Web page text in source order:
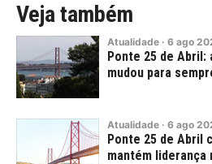
Veja também
Atualidade · 6 ago
Ponte 25 de
mudou para
Atualidade · 6 ago
Ponte 25 de Abril
mantém liderança